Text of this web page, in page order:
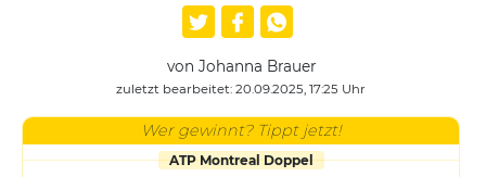
von Johanna Brauer
zuletzt bearbeitet: 20.09.2025, 17:25 Uhr
Wer gewinnt? Tippt jetzt!
ATP Montreal Doppel